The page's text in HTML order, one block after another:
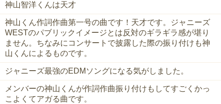
神山智洋くんは天才
神山くん作詞作曲第一号の曲です！天才です。ジャニーズ
WESTのパブリックイメージとは反対のギラギラ感が堪り
ません。ちなみにコンサートで披露した際の振り付けも神
山くんによるものです。
ジャニーズ最強のEDMソングになる気がしました。
メンバーの神山くんが作詞作曲振り付けもしてすごくかっ
こよくてアガる曲です。